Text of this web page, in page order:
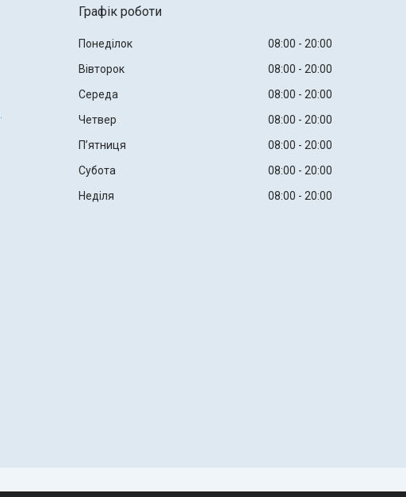
Графік роботи
Понеділок 08:00
20:00
Вівторок
08:00
20:00
Середа
08:00
20:00
Четвер
08:00
20:00
Пʼятниця
08:00
20:00
Субота
08:00
20:00
Неділя
08:00 20:00